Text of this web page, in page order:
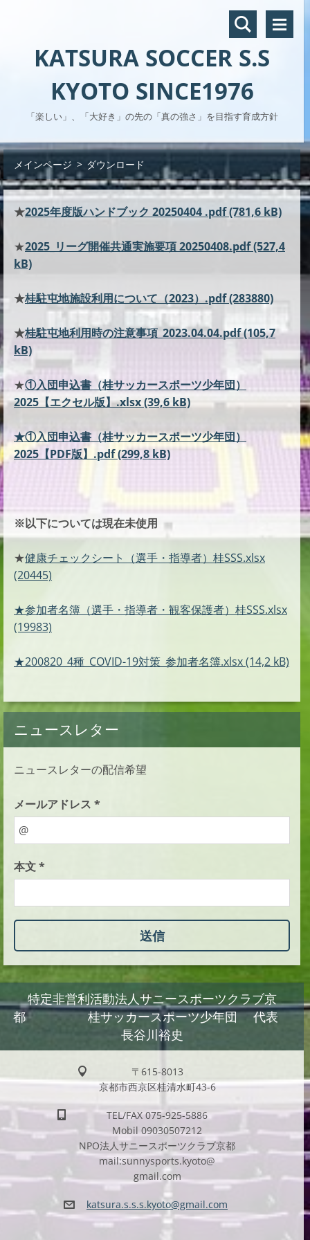
KATSURA SOCCER S.S
KYOTO SINCE1976
「楽しい」、「大好き」の先の「真の強さ」を目指す育成方針
メインページ > ダウンロード
★2025年度版ハンドブック 20250404 .pdf (781,6 kB)
★2025_リーグ開催共通実施要項 20250408.pdf (527,4
kB)
★桂駐屯地施設利用について（2023）.pdf (283880)
★桂駐屯地利用時の注意事項_2023.04.04.pdf (105,7
kB)
★①入団申込書（桂サッカースポーツ少年団）
2025【エクセル版】.xlsx (39,6 kB)
★①入団申込書（桂サッカースポーツ少年団）
2025【PDF版】.pdf (299,8 kB)
※以下については現在未使用
★健康チェックシート（選手・指導者）桂SSS.xlsx
(20445)
★参加者名簿（選手・指導者・観客保護者）桂SSS.xlsx
(19983)
★200820_4種_COVID-19対策_参加者名簿.xlsx (14,2 kB)
ニュースレター
ニュースレターの配信希望
メールアドレス *
本文 *
特定非営利活動法人サニースポーツクラブ京
都 桂サッカースポーツ少年団 代表
長谷川裕史
〒615-8013
京都市西京区桂清水町43-6
TEL/FAX 075-925-5886
Mobil 09030507212
NPO法人サニースポーツクラブ京都
mail:sunnysports.kyoto@
gmail.com
katsura.s.s.s.kyoto@gmail.com